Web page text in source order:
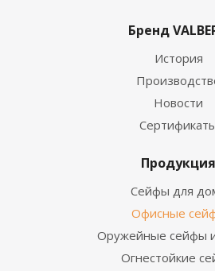
Бренд
История
Новости
Продукция
Сейфы для
Офисные
Оружейные сейфы
Огнестойкие